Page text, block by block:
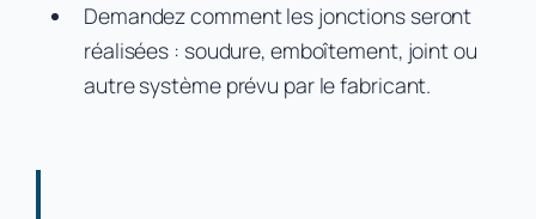
Demandez comment les jonctions seront
réalisées : soudure, emboîtement, joint ou
autre système prévu par le fabricant.